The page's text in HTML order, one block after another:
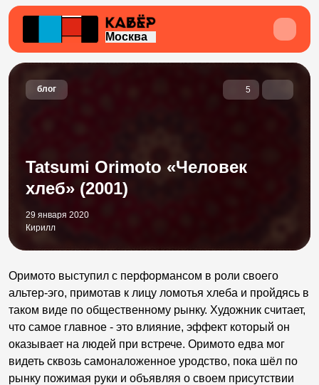
Москва
блог 5
Tatsumi Orimoto «Человек
хлеб» (2001)
29 января 2020
Кирилл
Оримото выступил с перформансом в роли своего
альтер-эго, примотав к лицу ломотья хлеба и пройдясь в
таком виде по общественному рынку. Художник считает,
что самое главное - это влияние, эффект который он
оказывает на людей при встрече. Оримото едва мог
видеть сквозь самоналоженное уродство, пока шёл по
рынку пожимая руки и объявляя о своем присутствии